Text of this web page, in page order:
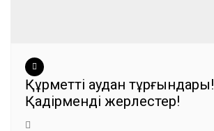
Құрметті аудан тұрғындары!
Қадірменді жерлестер!